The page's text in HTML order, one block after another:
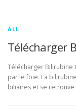
ALL
Télécharger
Télécharger Bilirubine
par le foie. La
biliaires et se